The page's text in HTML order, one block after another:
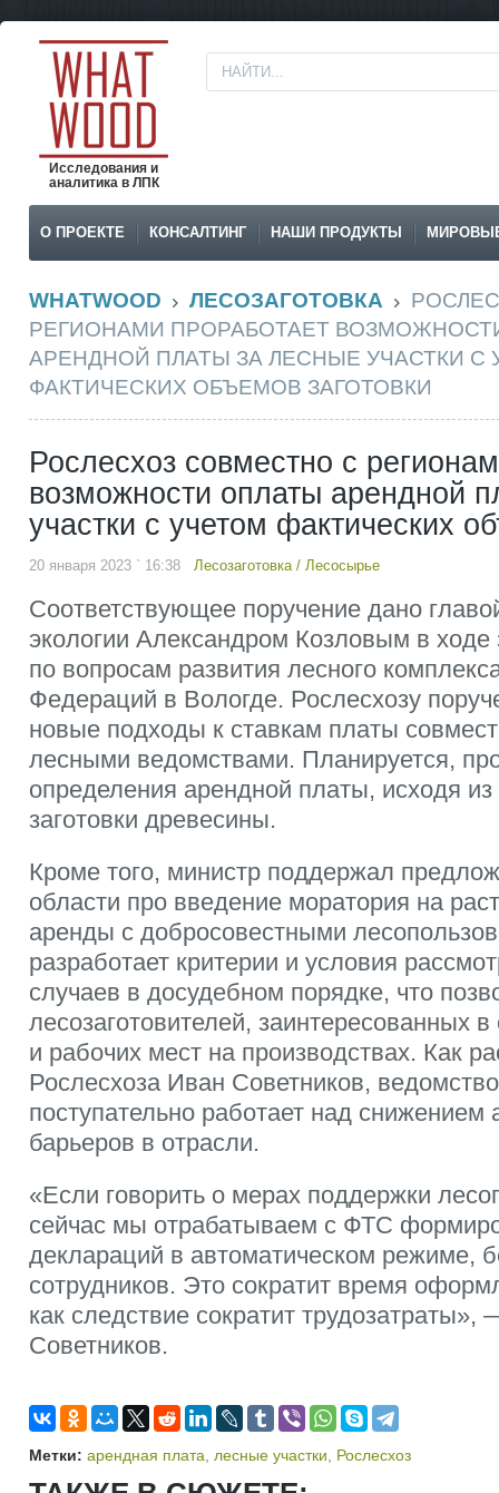
Исследования и
аналитика в ЛПК
О ПРОЕКТЕ КОНСАЛТИНГ НАШИ ПРОДУКТЫ
WHATWOOD ЛЕСОЗАГОТОВКА
РЕГИОНАМИ ПРОРАБОТАЕТ
АРЕНДНОЙ ПЛАТЫ ЗА ЛЕСНЫЕ УЧАСТКИ С
ФАКТИЧЕСКИХ ОБЪЕМОВ ЗАГОТОВКИ
Рослесхоз совместно с
возможности оплаты арендной
участки с учетом фактических
20 января 2023 ` 16:38 Лесозаготовка/ Лесосырье
Соответствующее поручение дано
экологии Александром Козловым в ходе
по вопросам развития лесного
Федераций в Вологде. Рослесхозу
новые подходы к ставкам платы
лесными ведомствами. Планируется,
определения арендной платы, исходя из
заготовки древесины.
Кроме того, министр поддержал
области про введение моратория на
аренды с добросовестными
разработает критерии и условия
случаев в досудебном порядке, что
лесозаготовителей, заинтересованных
и рабочих мест на производствах. Как
Рослесхоза Иван Советников,
поступательно работает над снижением
барьеров в отрасли.
«Если говорить о мерах поддержки
сейчас мы отрабатываем с ФТС
деклараций в автоматическом режиме,
сотрудников. Это сократит время
как следствие сократит
Советников.
Метки: арендная плата лесные участки Рослесхоз